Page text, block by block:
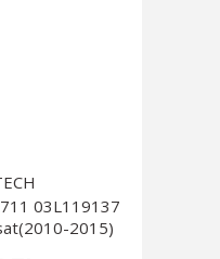
03L119137
2015)